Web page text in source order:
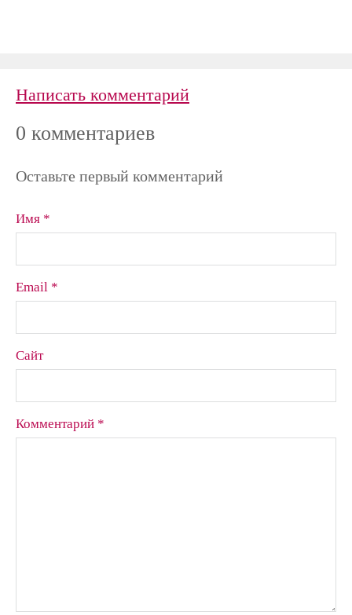
Написать комментарий
0 комментариев
Оставьте первый комментарий
Имя *
Email *
Сайт
Комментарий *